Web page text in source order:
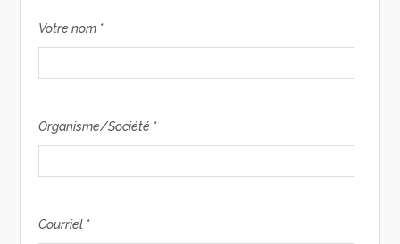
Votre nom *
Organisme/Société *
Courriel *